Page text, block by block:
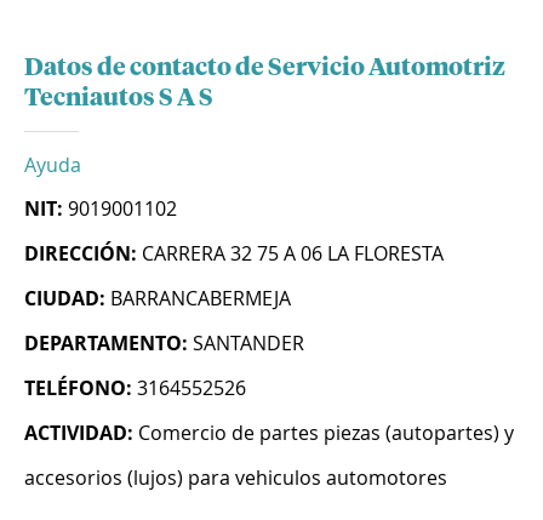
Datos de contacto de Servicio Automotriz
Tecniautos S A S
Ayuda
NIT: 9019001102
DIRECCIÓN: CARRERA 32 75 A 06 LA FLORESTA
CIUDAD: BARRANCABERMEJA
DEPARTAMENTO: SANTANDER
TELÉFONO: 3164552526
ACTIVIDAD: Comercio de partes piezas (autopartes) y
accesorios (lujos) para vehiculos automotores